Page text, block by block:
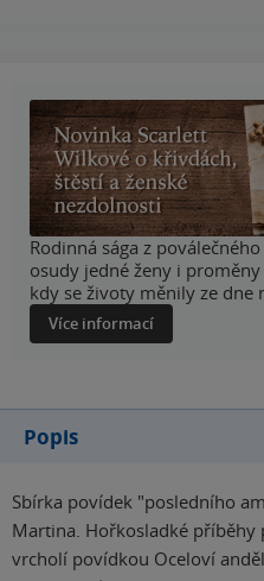
Rodinná sága z
osudy jedné ženy i
kdy se životy měnily ze dne
Více informací
Popis
Sbírka povídek "posledního
Martina. Hořkosladké příběhy
vrcholí povídkou Oceloví